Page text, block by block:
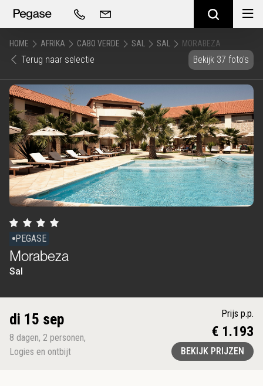
HOME AFRIKA CABO VERDE SAL SAL MORABEZA
Terug naar selectie Bekijk 37 foto's
PEGASE
Morabeza
Sal
di 15 sep
8 dagen, 2 personen,
Logies en ontbijt
Prijs p.p.
€ 1.193
BEKIJK PRIJZEN